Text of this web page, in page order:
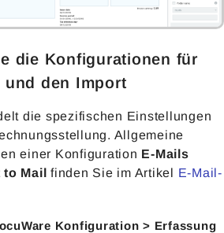
die Konfigurationen für
und den Import
die spezifischen Einstellungen
Allgemeine
einer Konfiguration E-Mails
to Mail finden Sie im Artikel E-Mail-
Konfiguration > Erfassung